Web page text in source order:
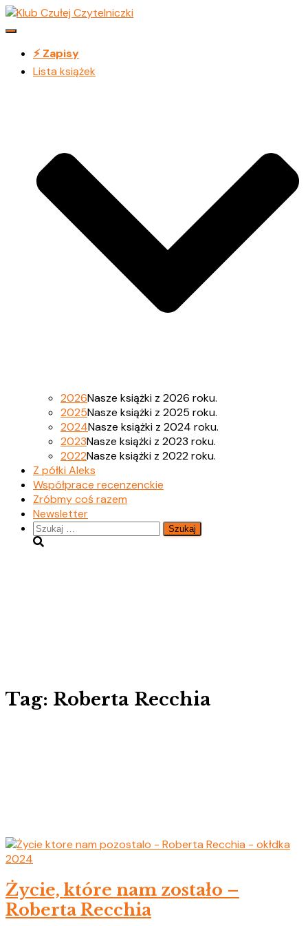
Przełącz
Nawigację
⚡️ Zapisy
Lista książek
2026Nasze książki z 2026 roku.
2025Nasze książki z 2025 roku.
2024Nasze książki z 2024 roku.
2023Nasze książki z 2023 roku.
2022Nasze książki z 2022 roku.
Z półki Aleks
Współprace recenzenckie
Zróbmy coś razem
Newsletter
Szukaj:
Tag: Roberta Recchia
2024
Życie, które nam zostało –
Roberta Recchia